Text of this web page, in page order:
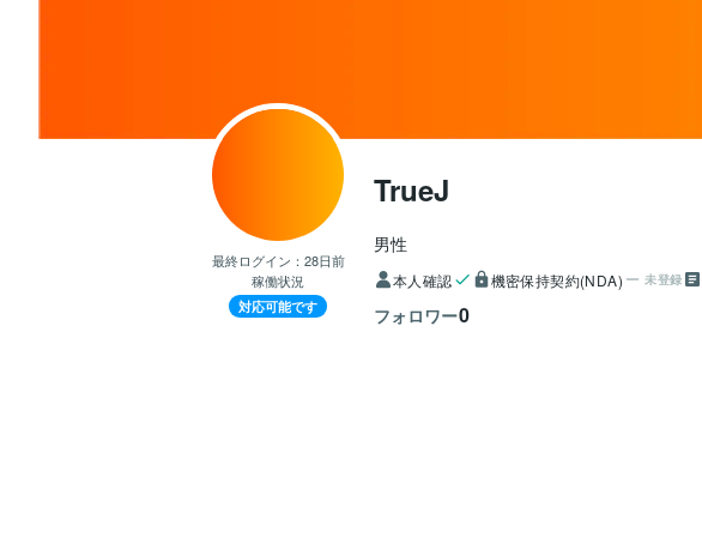
最終ログイン： 28日前
稼働状況
対応可能です
TrueJ
男性
本人確認 機密保持契約(NDA) 未登録
フォロワー0